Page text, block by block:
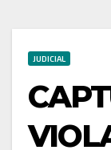
JUDICIAL